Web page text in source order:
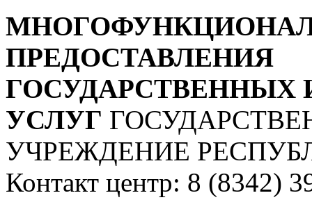
ПРЕДОСТАВЛЕНИЯ
УСЛУГ
УЧРЕЖДЕНИЕ
Контакт центр: 8 (8342)